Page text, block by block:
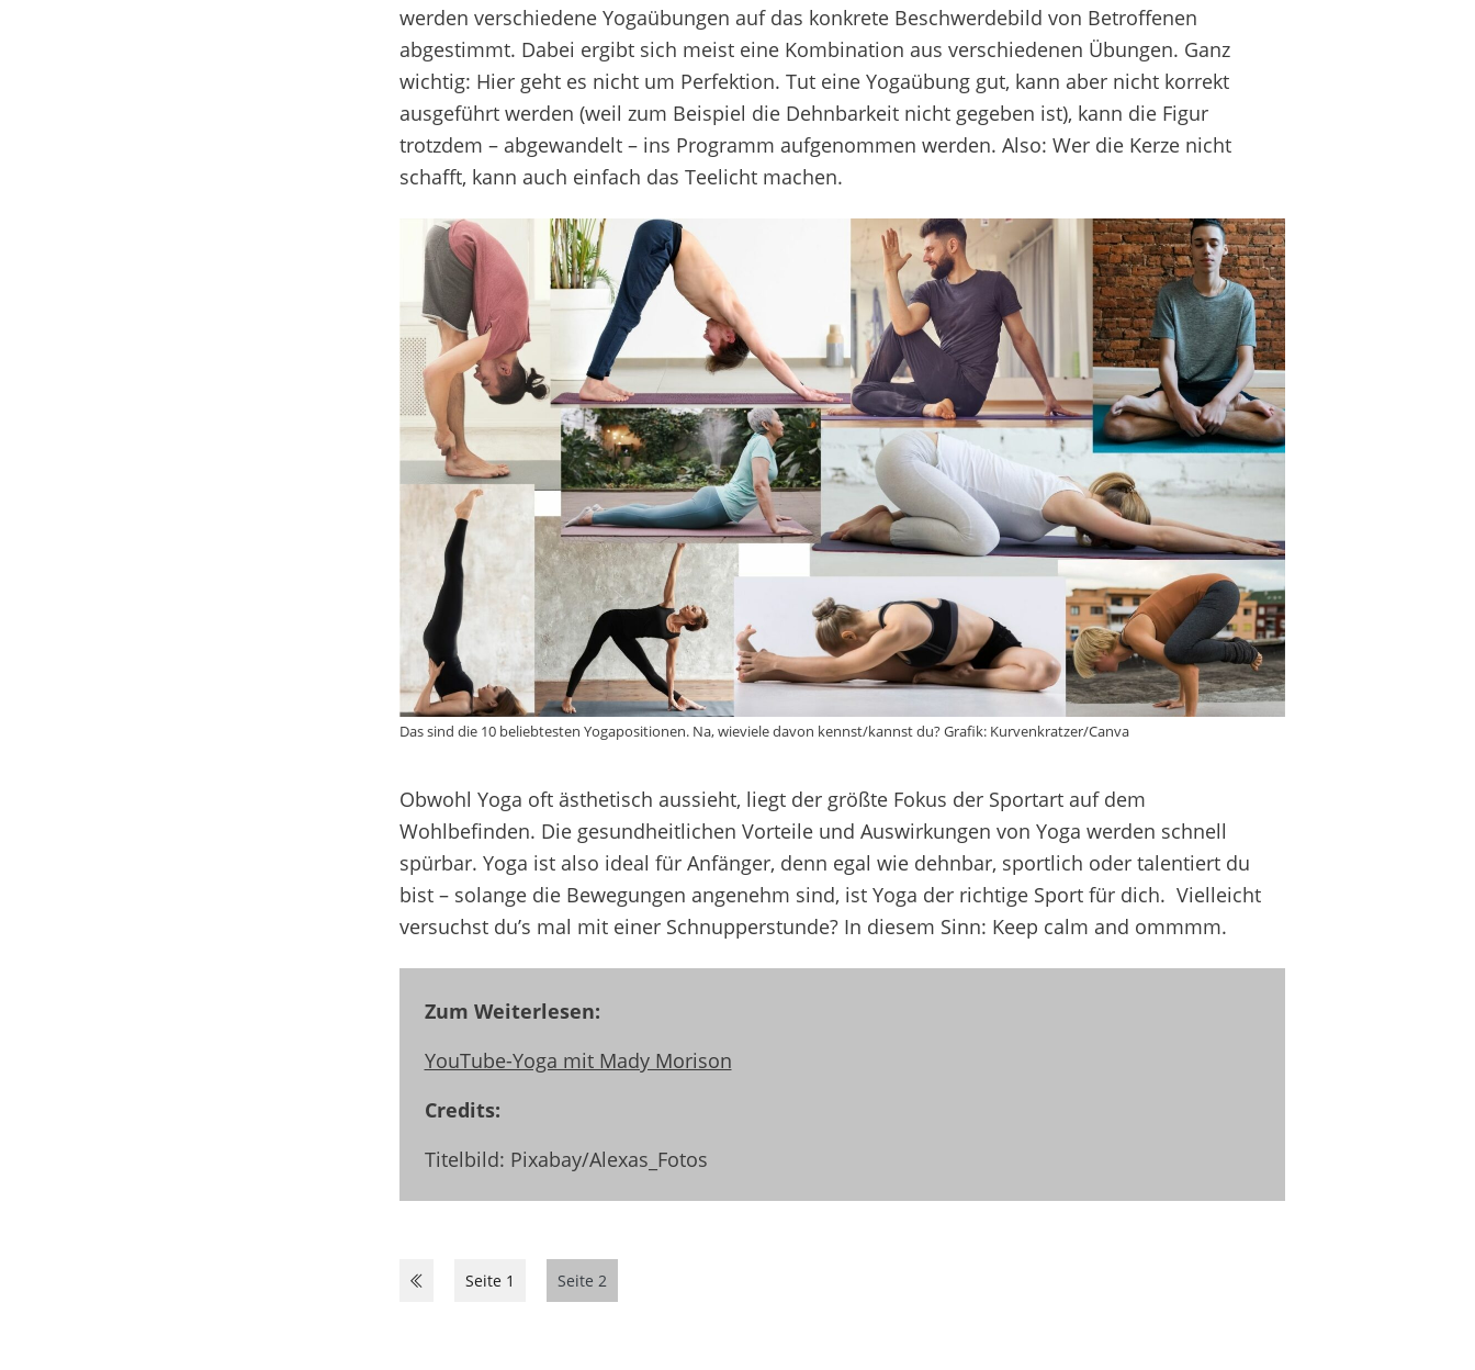
werden verschiedene Yogaübungen auf das konkreteBeschwerdebild von Betroffenen
abgestimmt. Dabei ergibt sich meist eine Kombination aus verschiedenen Übungen. Ganz
wichtig: Hier geht es nicht um Perfektion. Tut eine Yogaübung gut, kann aber nicht korrekt
ausgeführt werden (weil zum Beispiel die Dehnbarkeit nicht gegeben ist), kann die Figur
trotzdem – abgewandelt – ins Programm aufgenommen werden. Also: Wer die Kerze nicht
schafft, kann auch einfach das Teelicht machen.
Das sind die 10 beliebtesten Yogapositionen. Na, wieviele davon kennst/kannst du? Grafik: Kurvenkratzer/Canva
Obwohl Yoga oft ästhetisch aussieht, liegt der größte Fokus der Sportart auf dem
Wohlbefinden. Die gesundheitlichen Vorteile und Auswirkungen von Yoga werden schnell
spürbar. Yoga istalso ideal für Anfänger, denn egal wie dehnbar, sportlich oder talentiert du
bist– solange die Bewegungen angenehm sind, ist Yoga der richtige Sportfür dich. Vielleicht
versuchst du’s mal mit einer Schnupperstunde? In diesem Sinn: Keep calm and ommmm.
Zum Weiterlesen:
YouTube-Yoga mit Mady Morison
Credits:
Titelbild: Pixabay/Alexas_Fotos
Seite 1 Seite 2